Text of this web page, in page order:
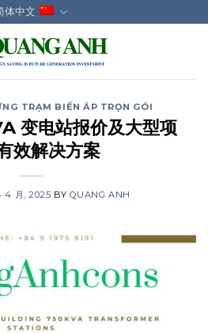
体中文
TRẠM BIẾN ÁP TRỌN GÓI
变电站报价及大型项
效解决方案
4 月, 2025 BY QUANG ANH